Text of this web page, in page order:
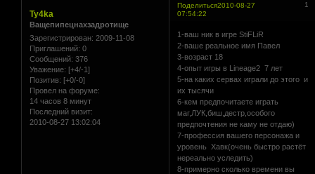
Поделиться 1
2010-08-27
07:54:22
Ty4ka
Ващепипецнахзадротище
Зарегистрирован: 2009-11-08
Приглашений: 0
Сообщений: 376
Уважение: [+4/-1]
Позитив: [+0/-0]
Провел на форуме:
14 часов 8 минут
Последний визит:
2010-08-27 13:02:04
1-ваш ник в игре StiFLiR
2-ваше реальное имя Павел
3-возраст 18
4-опыт игры в Lineage2 7 лет
5-на каких сервах играли до этого и
их тысячи
6-кем предпочитаете играть
маг,ЛУК,биш,дестр,особого
предпочтения не каму не отдаю)
7-профессия вашего персонажа и
уровень Хавк(очень быстро растёт
нереально уследить)
8-примерно сколько времени вы